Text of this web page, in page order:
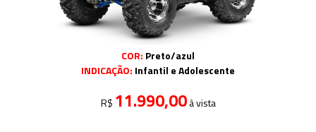
COR: Preto/azul
INDICAÇÃO: Infantil e Adolescente
R$ 11.990,00à vista